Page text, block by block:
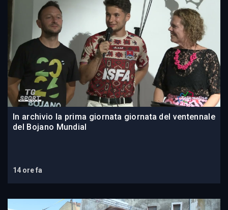
In archivio la prima giornata giornata del ventennale
del Bojano Mundial
14 ore fa